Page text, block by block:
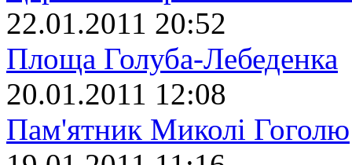
22.01.2011 20:52
Площа Голуба-Лебеденка
20.01.2011 12:08
Пам'ятник Миколі Гоголю